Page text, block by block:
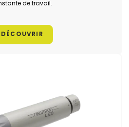
de travail.
DÉCOUVRIR